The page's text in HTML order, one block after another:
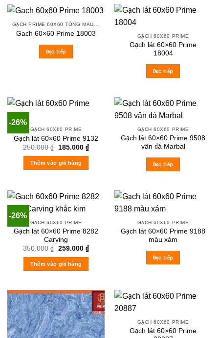
GẠCH PRIME 60X60 TÔNG MÀU ĐẬM VÂN ĐÁ
Gach 60×60 Prime 18003
Đọc tiếp
GẠCH 60X60 PRIME
Gạch lát 60×60 Prime
18004
Đọc tiếp
-26%
GẠCH 60X60 PRIME
Gạch lát 60×60 Prime 9132
250.000₫
Original
was:
250.000 ₫.
185.000 ₫Current
price
Thêm vào giỏ hàng
GẠCH 60X60 PRIME
Gạch lát 60×60 Prime 9508
vân đá Marbal
Đọc tiếp
-26%
GẠCH 60X60 PRIME
Gạch lát 60×60 Prime 8282
Carving
350.000₫ Original
was:
350.000 ₫.
259.000 ₫Current
price
Thêm vào giỏ hàng
GẠCH 60X60 PRIME
Gạch lát 60×60 Prime 9188
màu xám
Đọc tiếp
GẠCH 60X60 PRIME
Gạch lát 60×60 Prime